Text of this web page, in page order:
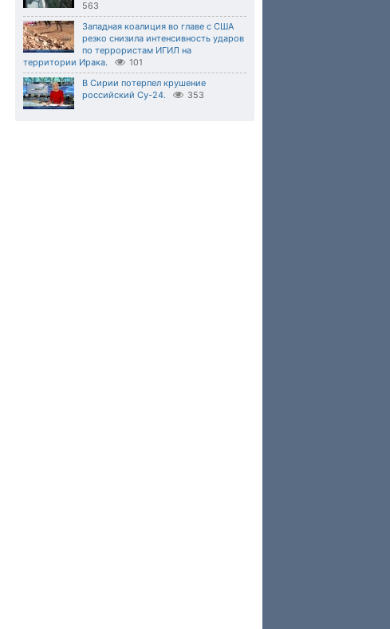
563
Западная коалиция во главе с США
резко снизила интенсивность ударов
по террористам ИГИЛ на
территории Ирака.
101
В Сирии потерпел крушение
российский Су-24.
353